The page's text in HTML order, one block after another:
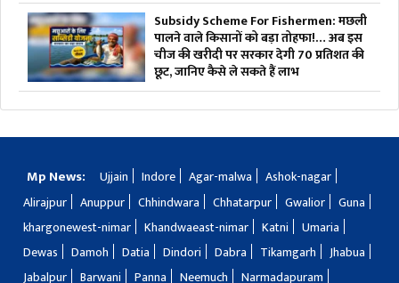
Subsidy Scheme For Fishermen: मछली
पालने वाले किसानों को बड़ा तोहफा!… अब इस
चीज की खरीदी पर सरकार देगी 70 प्रतिशत की
छूट, जानिए कैसे ले सकते हैं लाभ
Mp News: Ujjain Indore Agar-malwa
Ashok-nagar
Alirajpur
Anuppur Chhindwara Chhatarpur Gwalior
Guna
khargonewest-nimar
Khandwaeast-nimar Katni
Umaria
Dewas
Damoh Datia Dindori Dabra Tikamgarh
Jhabua
Jabalpur
Barwani Panna Neemuch
Narmadapuram